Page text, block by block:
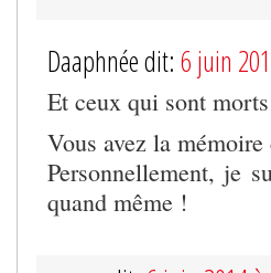
Daaphnée dit: 6 juin
Et ceux qui sont
Vous avez la mémoire
Personnellement, je
quand même !